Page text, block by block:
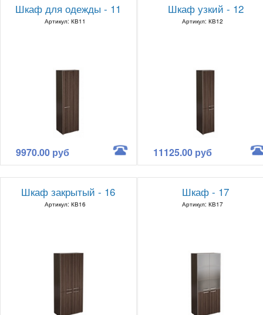
Шкаф для одежды - 11
Артикул: КВ11
9970.00 руб
Шкаф узкий - 12
Артикул: КВ12
11125.00 руб
Шкаф закрытый - 16
Артикул: КВ16
Шкаф - 17
Артикул: КВ17